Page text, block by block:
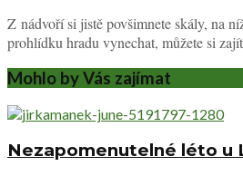
Z nádvoří si jistě povšimnete skály, na
prohlídku hradu vynechat, můžete si
Mohlo by Vás zajímat
Nezapomenutelné léto u